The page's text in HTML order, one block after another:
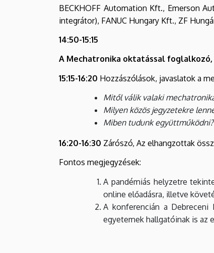
BECKHOFF Automation Kft., Emerson
integrátor), FANUC Hungary Kft., ZF
14:50-15:15
A Mechatronika oktatással
15:15-16:20 Hozzászólások, javaslatok a
Mitől válik valaki
Milyen közös jegyzetekre
Miben tudunk együttműködni?
16:20-16:30 Zárószó, Az elhangzottak
Fontos megjegyzések:
A pandémiás helyzetre
online előadásra, illetve
A konferencián a Debreceni
egyetemek hallgatóinak is az